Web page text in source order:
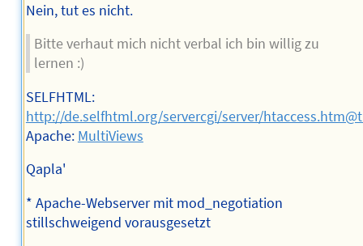
Nein, tut es nicht.
Bitte verhaut mich nicht verbal ich bin willig zu
lernen :)
SELFHTML:
http://de.selfhtml.org/servercgi/server/
Apache: MultiViews
Qapla'
* Apache-Webserver mit mod_negotiation
stillschweigend vorausgesetzt